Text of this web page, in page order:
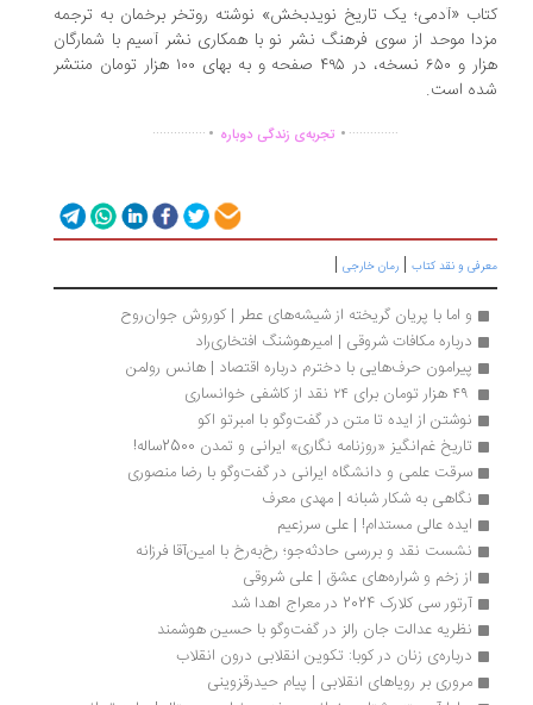
«آدمی؛ یک تاریخ نویدبخش» نوشته روتخر برخمان به ترجمه
موحد از سوی فرهنگ نشر نو با همکاری نشر آسیم با شمارگان
هزار و ۶۵۰ نسخه، در ۴۹۵ صفحه و به بهای ۱۰۰ هزار تومان منتشر
است.
................تجربه‌ی زندگی دوباره ...............
و نقد کتاب|رمان خارجی|
و اما با پریان گریخته از شیشه‌های عطر | کوروش جوان‌روح
درباره مکافات شروقی | امیرهوشنگ افتخاری‌راد
پیرامون حرف‌هایی با دخترم درباره اقتصاد | هانس رولمن
نوشتن از ایده تا متن در گفت‌وگو با امبرتو اکو
تاریخ غم‌انگیز «روزنامه نگاری» ایرانی و تمدن 2500ساله!
سرقت علمی و دانشگاه ایرانی در گفت‌وگو با رضا منصوری
نگاهی به شکار شبانه | مهدی معرف
ایده عالی مستدام! | علی سرزعیم
نشست نقد و بررسی حادثه‌جو؛ رخ‌به‌رخ با امین‌آقا فرزانه
از زخم و شراره‌های عشق | علی شروقی
آرتور سی کلارک 2024 در معراج اهدا شد
نظریه عدالت جان رالز در گفت‌وگو با حسین هوشمند
درباره‌ی زنان در کوبا: تکوین انقلابی درون انقلاب
مروری بر رویاهای انقلابی | پیام حیدرقزوینی